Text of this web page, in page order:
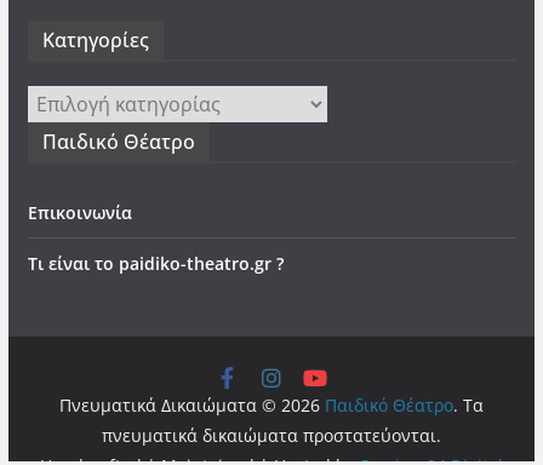
Kατηγορίες
Kατηγορίες
Παιδικό Θέατρο
Επικοινωνία
Τι είναι το paidiko-theatro.gr ?
Πνευματικά Δικαιώματα © 2026 Παιδικό Θέατρο. Τα
πνευματικά δικαιώματα προστατεύονται.